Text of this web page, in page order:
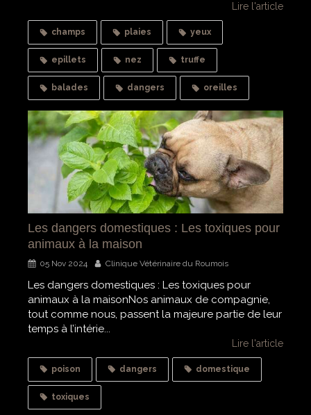
Lire l'article
champs plaies yeux
epillets nez truffe
balades dangers oreilles
Les dangers domestiques : Les toxiques pour
animaux à la maison
05 Nov 2024 Clinique Vétérinaire du Roumois
Les dangers domestiques : Les toxiques pour
animaux à la maisonNos animaux de compagnie,
tout comme nous, passent la majeure partie de leur
temps à l’intérie...
Lire l'article
poison dangers domestique
toxiques